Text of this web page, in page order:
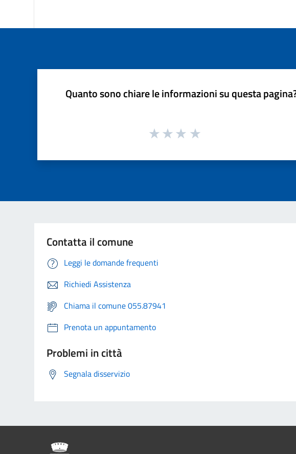
Quanto sono chiare le informazioni su questa
Contatta il comune
Leggi le domande frequenti
Richiedi Assistenza
Chiama il comune 055.87941
Prenota un appuntamento
Problemi in città
Segnala disservizio